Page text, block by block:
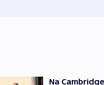
Na